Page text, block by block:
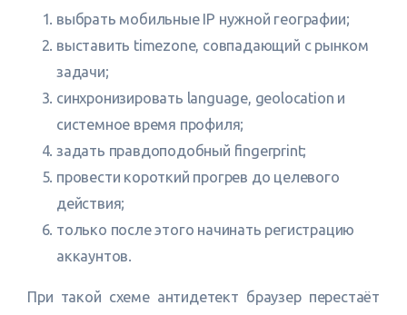
выбрать мобильные IP нужной географии;
выставить timezone, совпадающий с рынком
задачи;
синхронизировать language, geolocation и
системное время профиля;
задать правдоподобный fingerprint;
провести короткий прогрев до целевого
действия;
только после этого начинать регистрацию
аккаунтов.
При такой схеме антидетект браузер перестаёт